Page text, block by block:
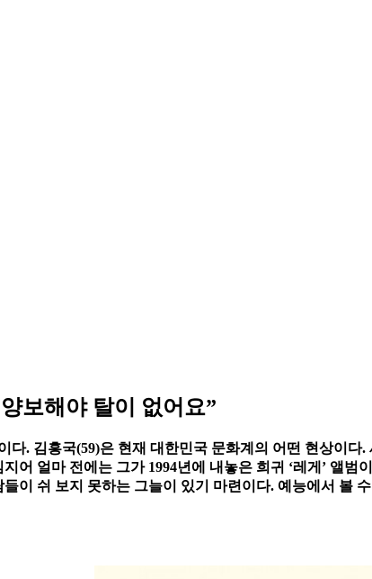
보해야 탈이 없어요”
다. 김흥국(59)은 현재 대한민국 문화계의 어떤 현상이
어 얼마 전에는 그가 1994년에 내놓은 희귀 ‘레게’ 앨
이 쉬 보지 못하는 그늘이 있기 마련이다. 예능에서 볼